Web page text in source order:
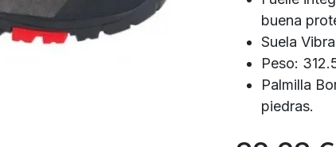
buena
Suela
Peso:
Palmilla
piedras.